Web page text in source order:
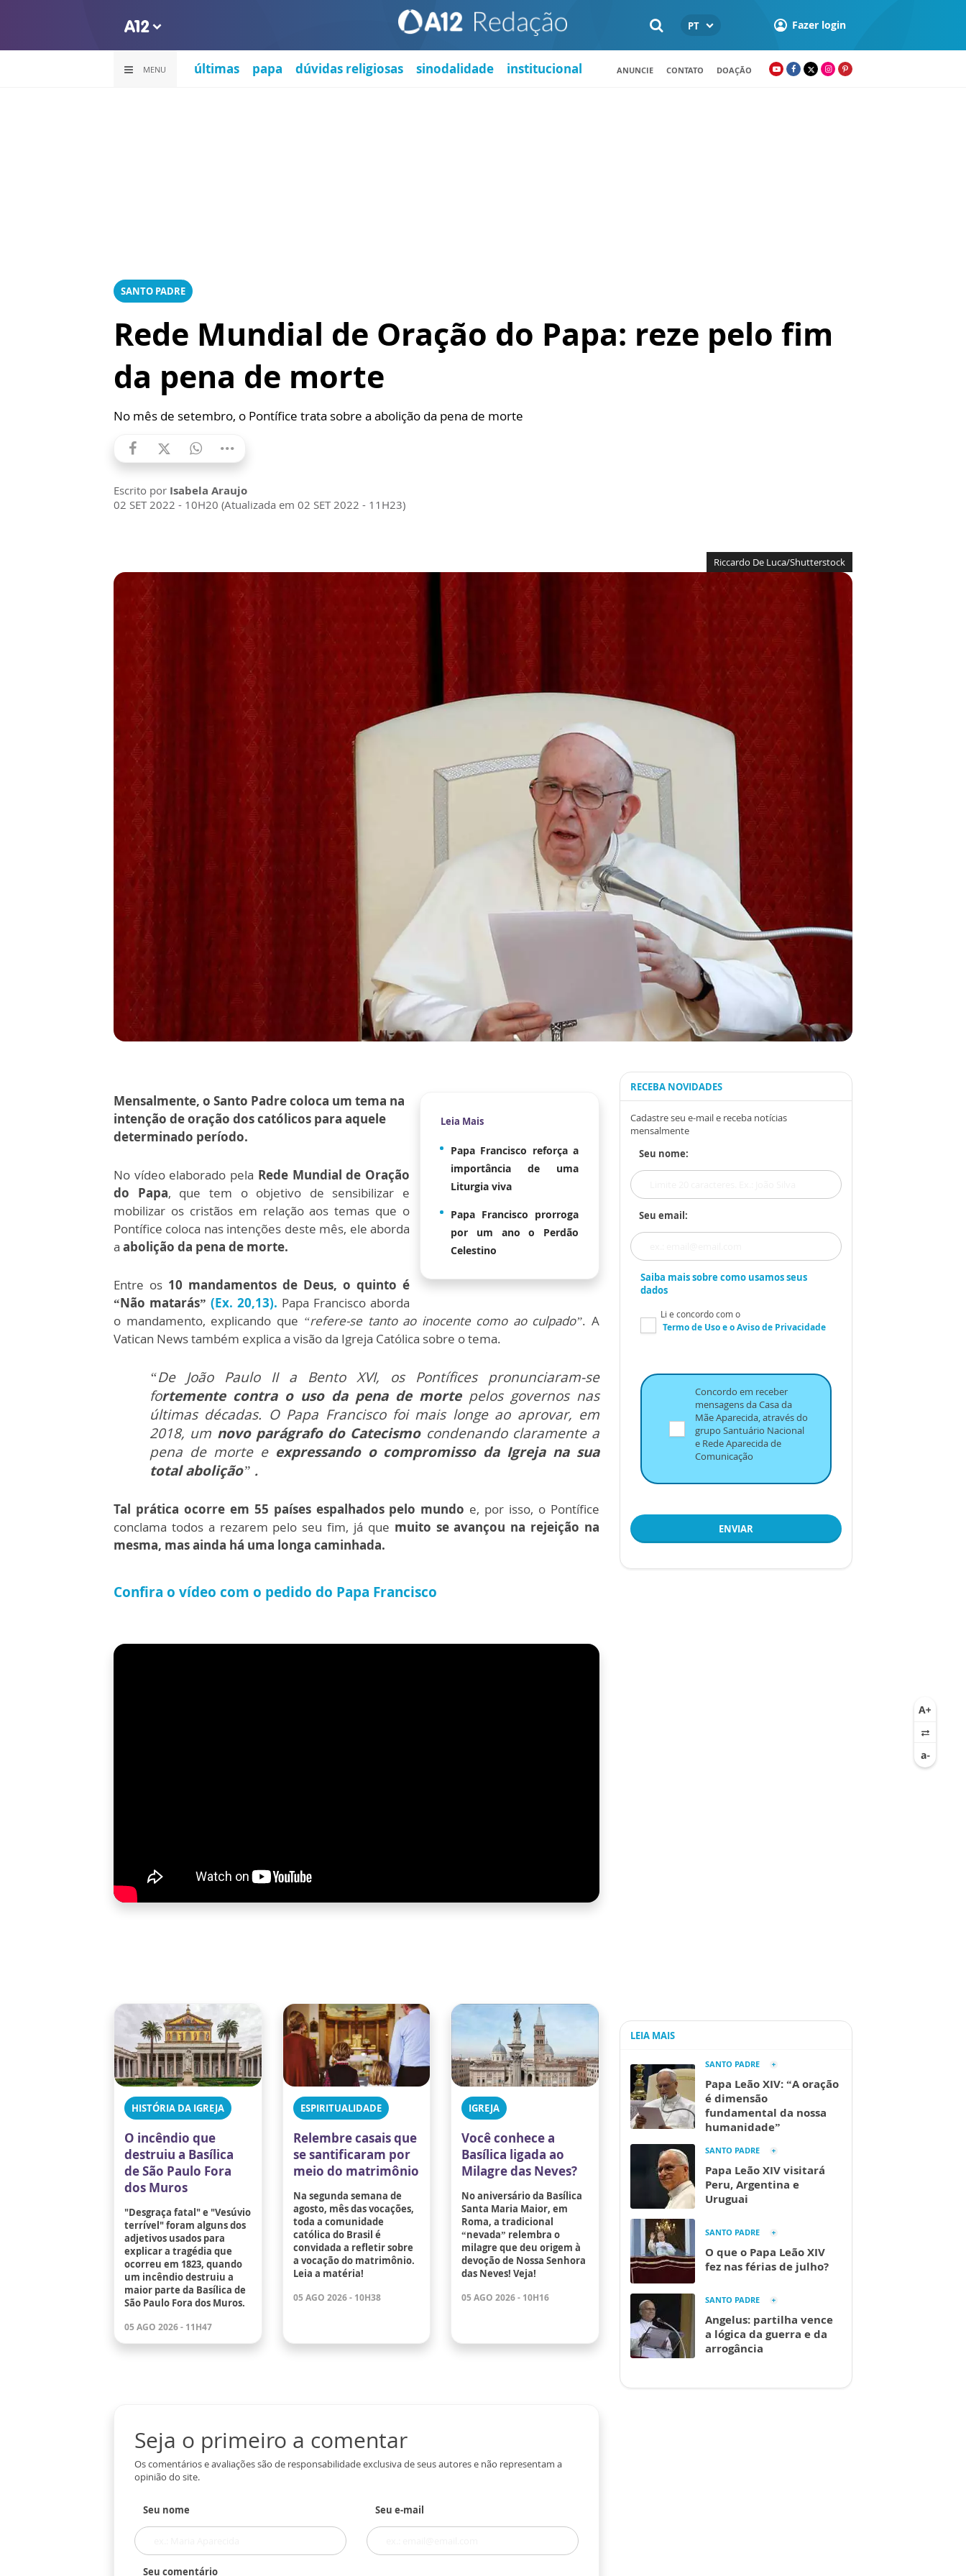
PT Fazer login
MENU últimas papa dúvidas religiosas sinodalidade institucional ANUNCIE CONTATO DOAÇÃO
SANTO PADRE
Rede Mundial de Oração do Papa: reze pelo fim
da pena de morte
No mês de setembro, o Pontífice trata sobre a abolição da pena de morte
Escrito por Isabela Araujo
02 SET 2022 - 10H20 (Atualizada em 02 SET 2022 - 11H23)
Riccardo De Luca/Shutterstock
Leia Mais
Papa Francisco reforça a
importância de uma
Liturgia viva
Papa Francisco prorroga
por um ano o Perdão
Celestino
Mensalmente, o Santo Padre coloca um tema na
intenção de oração dos católicos para aquele
determinado período.
No vídeo elaborado pela Rede Mundial de Oração
do Papa, que tem o objetivo de sensibilizar e
mobilizar os cristãos em relação aos temas que o
Pontífice coloca nas intenções deste mês, ele aborda
a abolição da pena de morte.
Entre os 10 mandamentos de Deus, o quinto é
“Não matarás” (Ex. 20,13). Papa Francisco aborda
o mandamento, explicando que “refere-se tanto ao inocente como ao culpado”. A
Vatican News também explica a visão da Igreja Católica sobre o tema.
“De João Paulo II a Bento XVI, os Pontífices pronunciaram-se
fortemente contra o uso da pena de mortepelos governos nas
últimas décadas. O Papa Francisco foi mais longe ao aprovar, em
2018, um novo parágrafo do Catecismocondenando claramente a
pena de morte e expressando o compromisso da Igreja na sua
total abolição” .
Tal prática ocorre em 55 países espalhados pelo mundo e, por isso, o Pontífice
conclama todos a rezarem pelo seu fim, já que muito se avançou na rejeição na
mesma, mas ainda há uma longa caminhada.
Confira o vídeo com o pedido do Papa Francisco
HISTÓRIA DA IGREJA
O incêndio que
destruiu a Basílica
de São Paulo Fora
dos Muros
"Desgraça fatal" e "Vesúvio
terrível" foram alguns dos
adjetivos usados para
explicar a tragédia que
ocorreu em 1823, quando
um incêndio destruiu a
maior parte da Basílica de
São Paulo Fora dos Muros.
05 AGO 2026 - 11H47
ESPIRITUALIDADE
Relembre casais que
se santificaram por
meio do matrimônio
Na segunda semana de
agosto, mês das vocações,
toda a comunidade
católica do Brasil é
convidada a refletir sobre
a vocação do matrimônio.
Leia a matéria!
05 AGO 2026 - 10H38
IGREJA
Você conhece a
Basílica ligada ao
Milagre das Neves?
No aniversário da Basílica
Santa Maria Maior, em
Roma, a tradicional
“nevada” relembra o
milagre que deu origem à
devoção de Nossa Senhora
das Neves! Veja!
05 AGO 2026 - 10H16
Seja o primeiro a comentar
Os comentários e avaliações são de responsabilidade exclusiva de seus autores e não representam a
opinião do site.
Seu nome Seu e-mail
Seu comentário
RECEBA NOVIDADES
Cadastre seu e-mail e receba notícias
mensalmente
Seu nome:
Seu email:
Saiba mais sobre como usamos seus
dados
Li e concordo com o
Termo de Usoe oAviso de Privacidade
Concordo em receber
mensagens da Casa da
Mãe Aparecida, através do
grupo Santuário Nacional
e Rede Aparecida de
Comunicação
ENVIAR
LEIA MAIS
SANTO PADRE
Papa Leão XIV: “A oração
é dimensão
fundamental da nossa
humanidade”
SANTO PADRE
Papa Leão XIV visitará
Peru, Argentina e
Uruguai
SANTO PADRE
O que o Papa Leão XIV
fez nas férias de julho?
SANTO PADRE
Angelus: partilha vence
a lógica da guerra e da
arrogância